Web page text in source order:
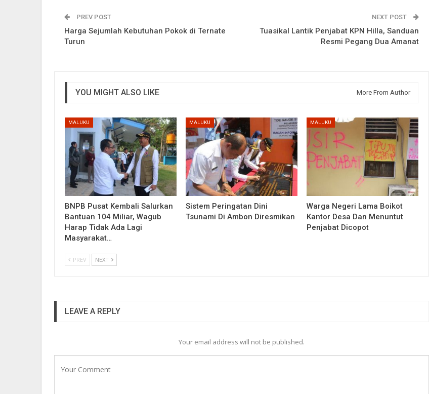
PREV POST
Harga Sejumlah Kebutuhan Pokok di Ternate
Turun
NEXT POST
Tuasikal Lantik Penjabat KPN Hilla, Sanduan
Resmi Pegang Dua Amanat
YOU MIGHT ALSO LIKE More From Author
MALUKU
BNPB Pusat Kembali Salurkan
Bantuan 104 Miliar, Wagub
Harap Tidak Ada Lagi
Masyarakat…
MALUKU
Sistem Peringatan Dini
Tsunami Di Ambon Diresmikan
MALUKU
Warga Negeri Lama Boikot
Kantor Desa Dan Menuntut
Penjabat Dicopot
PREV NEXT
LEAVE A REPLY
Your email address will not be published.